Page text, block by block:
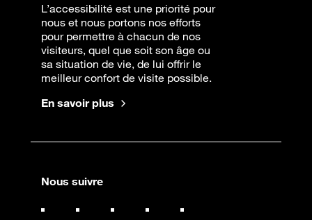
L’accessibilité est une priorité pour
nous et nous portons nos efforts
pour permettre à chacun de nos
visiteurs, quel que soit son âge ou
sa situation de vie, de lui offrir le
meilleur confort de visite possible.
En savoir plus
Nous suivre